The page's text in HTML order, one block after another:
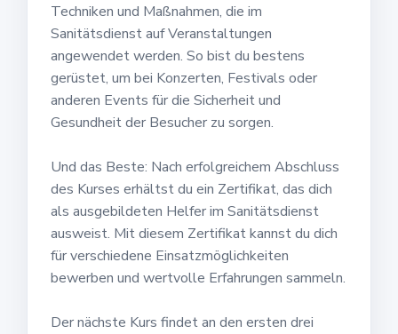
Techniken und Maßnahmen, die im
Sanitätsdienst auf Veranstaltungen
angewendet werden. So bist du bestens
gerüstet, um bei Konzerten, Festivals oder
anderen Events für die Sicherheit und
Gesundheit der Besucher zu sorgen.
Und das Beste: Nach erfolgreichem Abschluss
des Kurses erhältst du ein Zertifikat, das dich
als ausgebildeten Helfer im Sanitätsdienst
ausweist. Mit diesem Zertifikat kannst du dich
für verschiedene Einsatzmöglichkeiten
bewerben und wertvolle Erfahrungen sammeln.
Der nächste Kurs findet an den ersten drei